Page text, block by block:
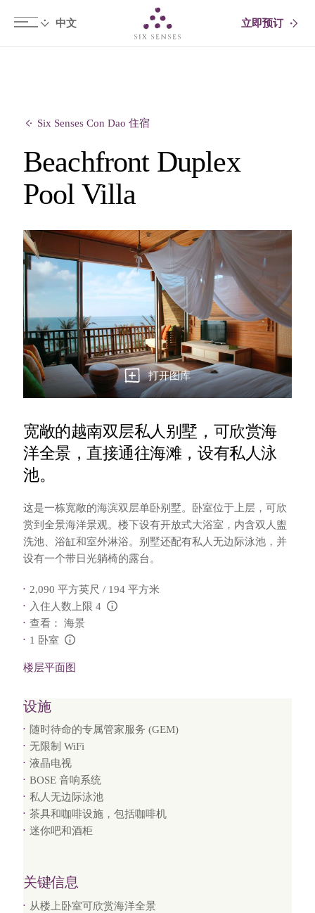
立即预订
Six Senses Con Dao 住宿
Beachfront Duplex
Pool Villa
打开图库
宽敞的越南双层私人别墅，可欣赏海
洋全景，直接通往海滩，设有私人泳
池。
这是一栋宽敞的海滨双层单卧别墅。卧室位于上层，可欣
赏到全景海洋景观。楼下设有开放式大浴室，内含双人盥
洗池、浴缸和室外淋浴。别墅还配有私人无边际泳池，并
设有一个带日光躺椅的露台。
2,090 平方英尺 / 194 平方米
入住人数上限 4
查看： 海景
1 卧室
楼层平面图
设施
随时待命的专属管家服务 (GEM)
无限制 WiFi
液晶电视
BOSE 音响系统
私人无边际泳池
茶具和咖啡设施，包括咖啡机
迷你吧和酒柜
关键信息
从楼上卧室可欣赏海洋全景